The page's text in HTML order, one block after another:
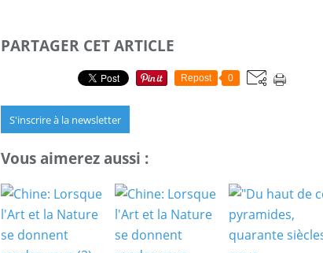
PARTAGER CET ARTICLE
Repost 0
S'inscrire à la newsletter
Vous aimerez aussi :